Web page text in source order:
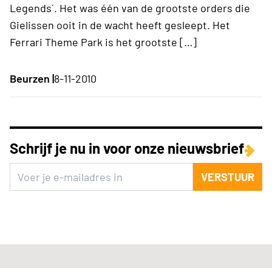
Legends´. Het was één van de grootste orders die
Gielissen ooit in de wacht heeft gesleept. Het
Ferrari Theme Park is het grootste […]
Beurzen |8-11-2010
Schrijf je nu in voor onze nieuwsbrief
VERSTUUR